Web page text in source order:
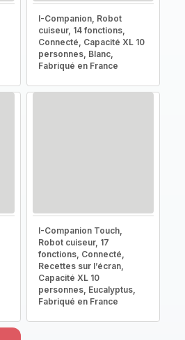
I-Companion, Robot
cuiseur, 14 fonctions,
Connecté, Capacité XL 10
personnes, Blanc,
Fabriqué en France
I-Companion Touch,
Robot cuiseur, 17
fonctions, Connecté,
Recettes sur l’écran,
Capacité XL 10
personnes, Eucalyptus,
Fabriqué en France